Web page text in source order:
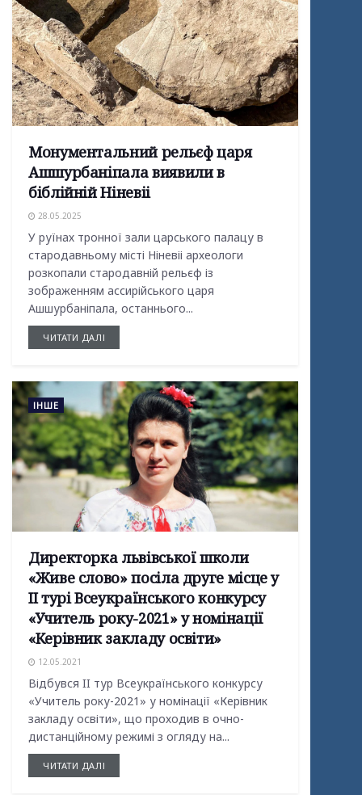
Монументальний рельєф царя
Ашшурбаніпала виявили в
біблійній Ніневіі
28.05.2025
У руїнах тронної зали царського палацу в
стародавньому місті Ніневіі археологи
розкопали стародавній рельєф із
зображенням ассирійського царя
Ашшурбаніпала, останнього...
ЧИТАТИ ДАЛІ
ІНШЕ
Директорка львівської школи
«Живе слово» посіла друге місце у
II турі Всеукраїнського конкурсу
«Учитель року-2021» у номінації
«Керівник закладу освіти»
12.05.2021
Відбувся II тур Всеукраїнського конкурсу
«Учитель року-2021» у номінації «Керівник
закладу освіти», що проходив в очно-
дистанційному режимі з огляду на...
ЧИТАТИ ДАЛІ